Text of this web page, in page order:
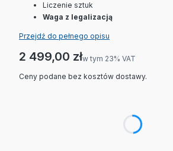
Liczenie sztuk
Waga z legalizacją
Przejdź do pełnego opisu
Cena
2 499,00 złw tym 23% VAT
w tym 23% VAT
Ceny podane bez kosztów dostawy.
Poszczególne warianty mogą różnić się ceną